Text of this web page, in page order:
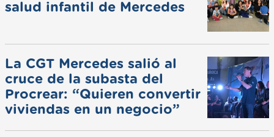
salud infantil de Mercedes
La CGT Mercedes salió al
cruce de la subasta del
Procrear: “Quieren convertir
viviendas en un negocio”